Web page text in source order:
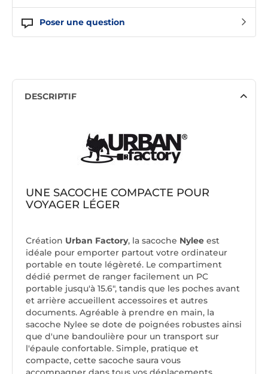
Poser une question
DESCRIPTIF
UNE SACOCHE COMPACTE POUR
VOYAGER LÉGER
Création Urban Factory, la sacoche Nylee est
idéale pour emporter partout votre ordinateur
portable en toute légèreté. Le compartiment
dédié permet de ranger facilement un PC
portable jusqu'à 15.6", tandis que les poches avant
et arrière accueillent accessoires et autres
documents. Agréable à prendre en main, la
sacoche Nylee se dote de poignées robustes ainsi
que d'une bandoulière pour un transport sur
l'épaule confortable. Simple, pratique et
compacte, cette sacoche saura vous